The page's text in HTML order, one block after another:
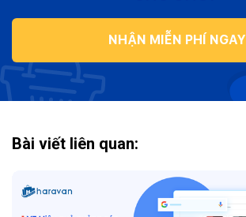
NHẬN MIỄN PHÍ NGAY
Bài viết liên quan: